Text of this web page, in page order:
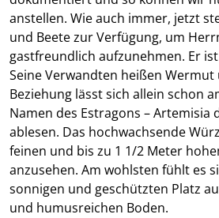
anstellen. Wie auch immer, jetzt
und Beete zur Verfügung, um
gastfreundlich aufzunehmen. Er
Seine Verwandten heißen Wermut
Beziehung lässt sich allein schon
Namen des Estragons – Artemisia
ablesen. Das hochwachsende
feinen und bis zu 1 1/2 Meter
anzusehen. Am wohlsten fühlt es
sonnigen und geschützten Platz
und humusreichen Boden.